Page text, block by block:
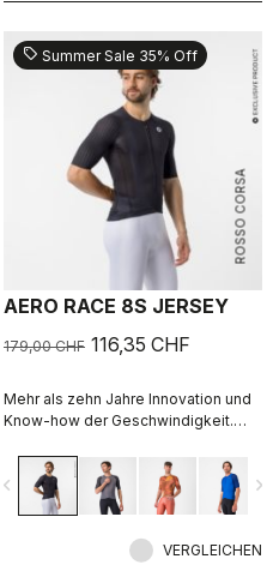
ROSSO CORSA
sell Summer Sale 35% Off
AERO RACE 8S JERSEY
179,00 CHF 116,35 CHF
Mehr als zehn Jahre Innovation und
Know-how der Geschwindigkeit.
noch schneller.
navigate_next
VERGLEICHEN